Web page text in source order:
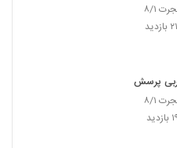
۸/۱
پرسش
۸/۱